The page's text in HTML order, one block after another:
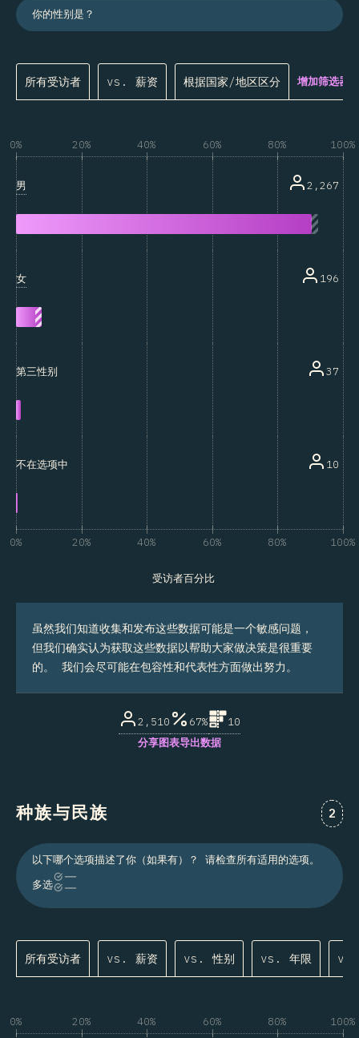
你的性别是？
所有受访者 vs. 薪资 根据国家/地区区分 增加筛选
0% 20% 40% 60% 80% 100%
男 2,267
女 196
第三性别 37
不在选项中 10
0% 20% 40% 60% 80% 100%
受访者百分比
虽然我们知道收集和发布这些数据可能是一个敏感问题，
但我们确实认为获取这些数据以帮助大家做决策是很重要
的。 我们会尽可能在包容性和代表性方面做出努力。
2,510 67%
10
分享图表导出数据
种族与民族 对“
2
以下哪个选项描述了你（如果有）？ 请检查所有适用的选项。
多选
所有受访者 vs. 薪资 vs. 性别 vs. 年限
0% 20% 40% 60% 80% 100%